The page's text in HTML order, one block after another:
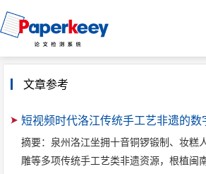
文章参考
短视频时代洛江传统手工艺非遗的
摘要：泉州洛江坐拥十音铜锣锻制、妆糕
雕等多项传统手工艺类非遗资源，根植闽